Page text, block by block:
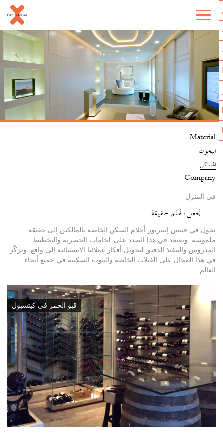
Material
اليخوت
المساكن
Company
في المنزل
نجعل الحلم حقيقة
نحول في فيتس إنتيريور أحلام السكن الخاصة بالمالكين إلى حقيقة
ملموسة. ونعتمد في هذا الصدد على الخامات الحصرية والتخطيط
المدروس والتنفيذ الدقيق لتحويل أفكار عملائنا الاستثنائية إلى واقع. ونركّز
في هذا المجال على الفيلات الخاصة والبيوت السكنية في جميع أنحاء
العالم.
قبو الخمر في كيتسبول